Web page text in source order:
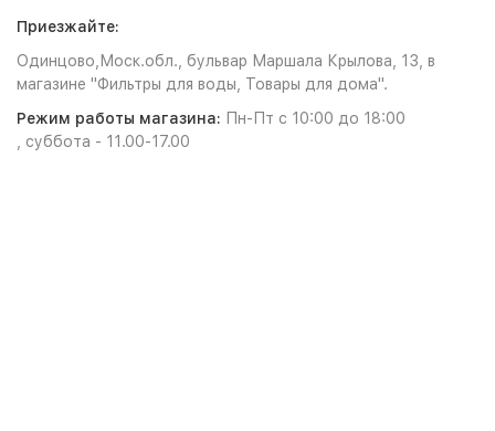
Приезжайте:
Одинцово,Моск.обл., бульвар Маршала Крылова, 13, в
магазине "Фильтры для воды, Товары для дома".
Режим работы магазина: Пн-Пт с 10:00 до 18:00
, суббота - 11.00-17.00